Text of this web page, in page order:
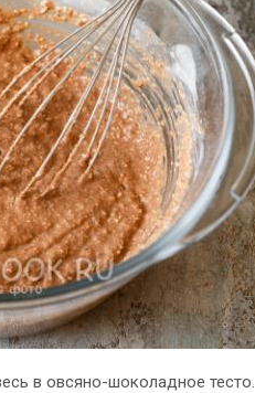
в овсяно-шоколадное тесто.